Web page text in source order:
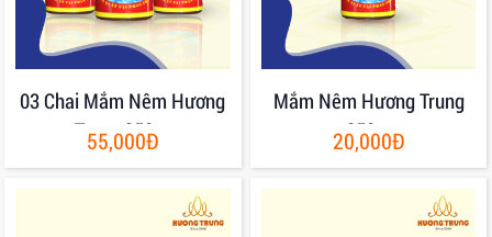
03 Chai Mắm Nêm Hương
Trung 250gr
55,000Đ
Mắm Nêm Hương Trung
250gr
20,000Đ